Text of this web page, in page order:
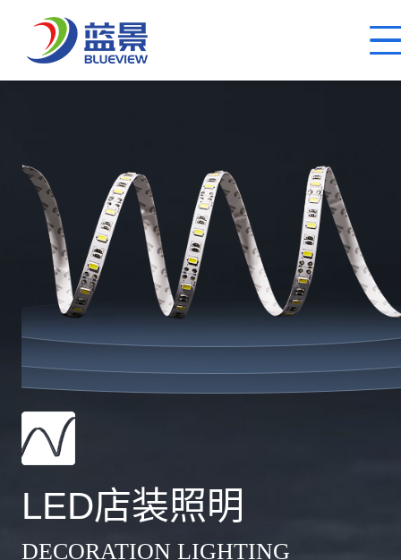
LED店装照明
DECORATION LIGHTING